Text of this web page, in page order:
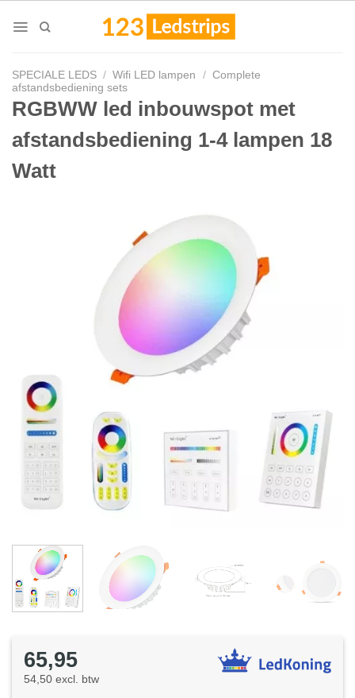
SPECIALE LEDS / Wifi LED lampen / Complete
afstandsbediening sets
RGBWW led inbouwspot met
afstandsbediening 1-4 lampen 18
Watt
65,95
54,50 excl. btw